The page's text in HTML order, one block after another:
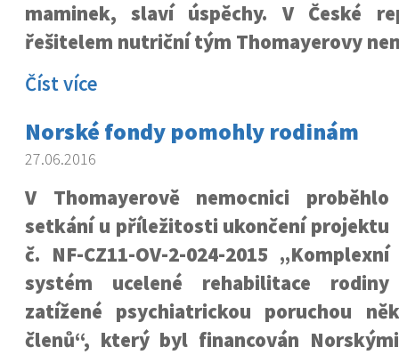
maminek, slaví úspěchy. V České
řešitelem nutriční tým Thomayerovy
Číst více
Norské fondy pomohly rodinám
27.06.2016
V Thomayerově nemocnici proběhlo
setkání u příležitosti ukončení projektu
č. NF-CZ11-OV-2-024-2015 „Komplexní
systém ucelené rehabilitace rodiny
zatížené psychiatrickou poruchou
členů“, který byl financován